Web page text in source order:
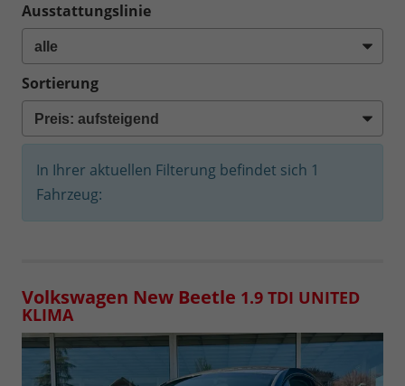
Ausstattungslinie
Sortierung
In Ihrer aktuellen Filterung befindet sich 1
Fahrzeug:
Volkswagen New Beetle 1.9 TDI UNITED
KLIMA